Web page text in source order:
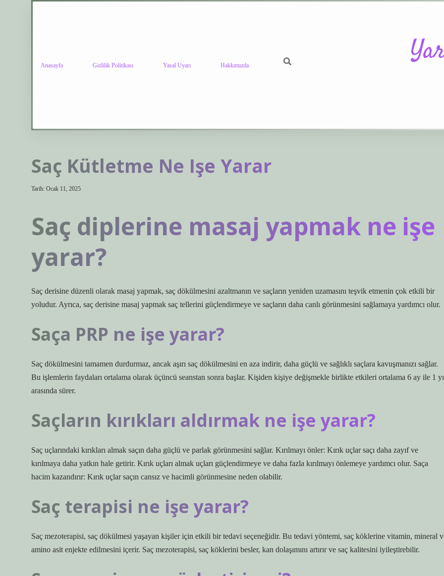
Anasayfa Gizlilik Politikası Yasal Uyarı Hakkımızda
Saç Kütletme Ne Işe Yarar
Tarih: Ocak 11, 2025
Saç diplerine masaj yapmak ne işe
yarar?
Saç derisine düzenli olarak masaj yapmak, saç dökülmesini azaltmanın ve saçların yeniden uzamasını teşvik etmenin çok etkili bir
yoludur. Ayrıca, saç derisine masaj yapmak saç tellerini güçlendirmeye ve saçların daha canlı görünmesini sağlamaya yardımcı olur.
Saça PRP ne işe yarar?
Saç dökülmesini tamamen durdurmaz, ancak aşırı saç dökülmesini en aza indirir, daha güçlü ve sağlıklı saçlara kavuşmanızı sağlar.
Bu işlemlerin faydaları ortalama olarak üçüncü seanstan sonra başlar. Kişiden kişiye değişmekle birlikte etkileri ortalama 6 ay ile 1
arasında sürer.
Saçların kırıkları aldırmak ne işe yarar?
Saç uçlarındaki kırıkları almak saçın daha güçlü ve parlak görünmesini sağlar. Kırılmayı önler: Kırık uçlar saçı daha zayıf ve
kırılmaya daha yatkın hale getirir. Kırık uçları almak uçları güçlendirmeye ve daha fazla kırılmayı önlemeye yardımcı olur. Saça
hacim kazandırır: Kırık uçlar saçın cansız ve hacimli görünmesine neden olabilir.
Saç terapisi ne işe yarar?
Saç mezoterapisi, saç dökülmesi yaşayan kişiler için etkili bir tedavi seçeneğidir. Bu tedavi yöntemi, saç köklerine vitamin, mineral
amino asit enjekte edilmesini içerir. Saç mezoterapisi, saç köklerini besler, kan dolaşımını artırır ve saç kalitesini iyileştirebilir.